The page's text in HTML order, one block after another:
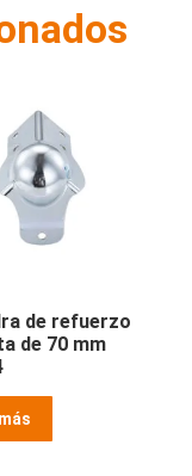
de refuerzo
de 70 mm